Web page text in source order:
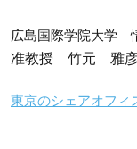
広島国際学院大学
准教授 竹元 雅
東京のシェアオフィ